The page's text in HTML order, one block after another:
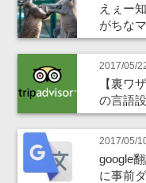
えぇー
がちな
2017/05/
【裏ワ
の言語
2017/05/
google
に事前